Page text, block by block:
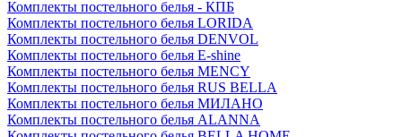
Комплекты постельного белья - КПБ
Комплекты постельного белья LORIDA
Комплекты постельного белья DENVOL
Комплекты постельного белья E-shine
Комплекты постельного белья MENCY
Комплекты постельного белья RUS BELLA
Комплекты постельного белья МИЛАНО
Комплекты постельного белья ALANNA